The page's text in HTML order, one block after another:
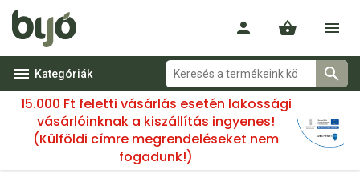
Kategóriák
15.000 Ft feletti vásárlás esetén lakossági
vásárlóinknak a kiszállítás ingyenes!
(Külföldi címre megrendeléseket nem
fogadunk!)